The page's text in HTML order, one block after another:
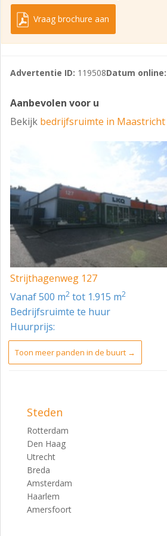
Vraag brochure aan
Advertentie ID: 119508Datum online:
Aanbevolen voor u
Bekijk bedrijfsruimte in Maastricht
Strijthagenweg 127
vanaf 500 m2 tot 1.915 m2
Bedrijfsruimte te huur
Huurprijs:
Toon meer panden in de buurt →
Steden
Rotterdam
Den Haag
Utrecht
Breda
Amsterdam
Haarlem
Amersfoort